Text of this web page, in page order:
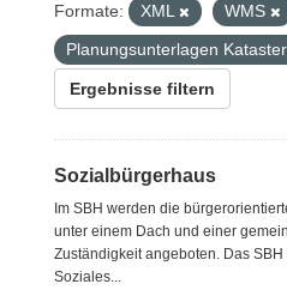
Formate: XML WMS
Planungsunterlagen Kataster
Ergebnisse filtern
Sozialbürgerhaus
Im SBH werden die
unter einem Dach und einer
Zuständigkeit angeboten. Das SBH
Soziales...